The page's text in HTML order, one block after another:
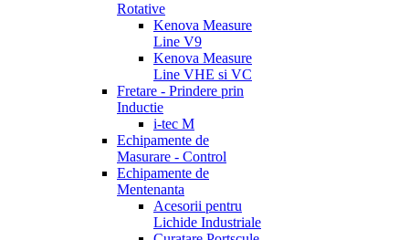
Rotative
Kenova Measure
Line V9
Kenova Measure
Line VHE si VC
Fretare - Prindere prin
Inductie
i-tec M
Echipamente de
Masurare - Control
Echipamente de
Mentenanta
Acesorii pentru
Lichide Industriale